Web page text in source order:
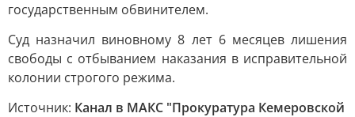
государственным обвинителем.
Суд назначил виновному 8 лет 6 месяцев лишения
свободы с отбыванием наказания в исправительной
колонии строгого режима.
Источник: Канал в МАКС "Прокуратура Кемеровской